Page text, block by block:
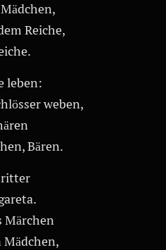
Reiche,
leben:
weben,
Bären.
Märchen